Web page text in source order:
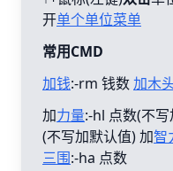
开单个单位菜单
常用CMD
加钱:-rm 钱数加木
加力量:-hl 点数(不
(不写加默认值) 加智
三围:-ha 点数